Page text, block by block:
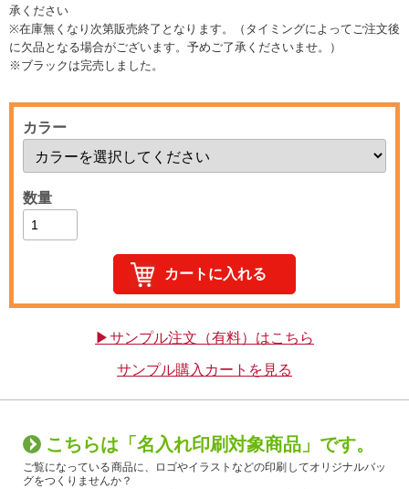
承ください
※在庫無くなり次第販売終了となります。（タイミングによってご注文後
に欠品となる場合がございます。予めご了承くださいませ。）
※ブラックは完売しました。
カラー
数量
▶サンプル注文（有料）はこちら
サンプル購入カートを見る
こちらは「名入れ印刷対象商品」です。
ご覧になっている商品に、ロゴやイラストなどの印刷してオリジナルバッ
グをつくりませんか？